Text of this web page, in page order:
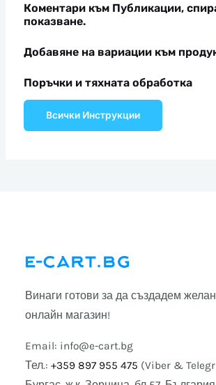
Коментари към Публикации,
показване.
Добавяне на вариации към
Поръчки и тяхната обработка
Всички Инструкции
Винаги готови за да създадем
онлайн магазин!
Email: info@e-cart.bg
Тел.: +359 897 955 475 (Viber &